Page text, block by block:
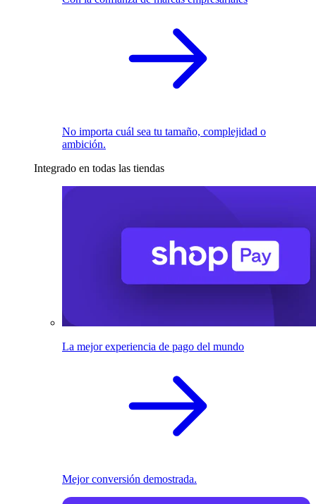
No importa cuál sea tu tamaño, complejidad o
ambición.
Integrado en todas las tiendas
La mejor experiencia de pago del mundo
Mejor conversión demostrada.